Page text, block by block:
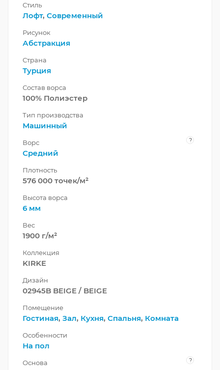
Стиль
Лофт, Современный
Рисунок
Абстракция
Страна
Турция
Состав ворса
100% Полиэстер
Тип производства
Машинный
Ворс ?
Средний
Плотность
576 000 точек/м²
Высота ворса
6 мм
Вес
1900 г/м²
Коллекция
KIRKE
Дизайн
02945B BEIGE / BEIGE
Помещение
Гостиная, Зал, Кухня, Спальня, Комната
Особенности
На пол
Основа ?